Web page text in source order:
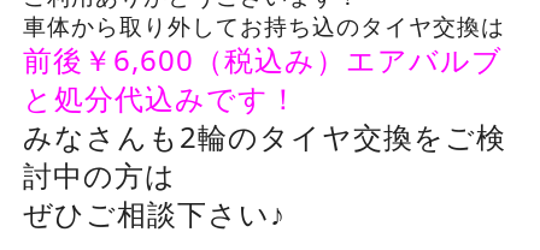
車体から取り外してお持ち込のタイヤ交換は
前後￥6,600（税込み）エアバルブ
と処分代込みです！
みなさんも2輪のタイヤ交換をご検
討中の方は
ぜひご相談下さい♪